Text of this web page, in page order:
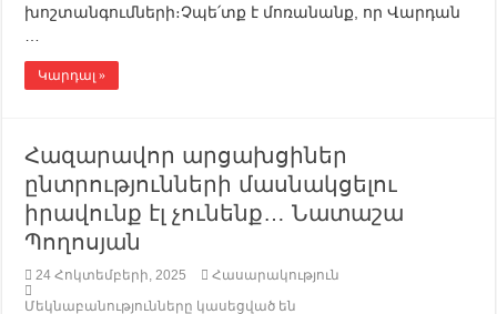
խոշտանգումների։Չպե՛տք է մոռանանք, որ Վարդան
…
Կարդալ »
Հազարավոր արցախցիներ
ընտրությունների մասնակցելու
իրավունք էլ չունենք… Նատաշա
Պողոսյան
24 Հոկտեմբերի, 2025
Հասարակություն
Մեկնաբանությունները կասեցված են